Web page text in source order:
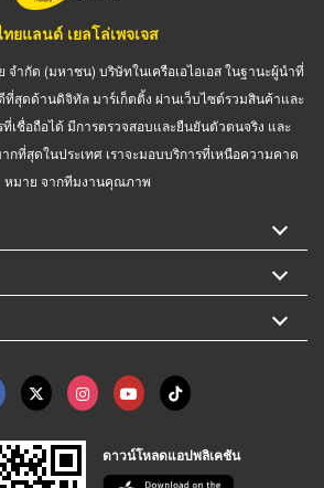
ทยแลนด์ เยลโล่เพจเจส
จำกัด (มหาชน) บริษัทในเครือเอไอเอส ในฐานะผู้นำที่
สุดด้านดิจิทัล มาร์เก็ตติ้ง ผ่านเว็บไซต์รวมสินค้าและ
เชื่อถือได้ มีการตรวจสอบและยืนยันตัวตนจริง และ
ที่สุดในประเทศ เราจะมอบบริการที่เหนือความคาด
หมาย จากทีมงานคุณภาพ
ดาวน์โหลดแอปพลิเคชัน